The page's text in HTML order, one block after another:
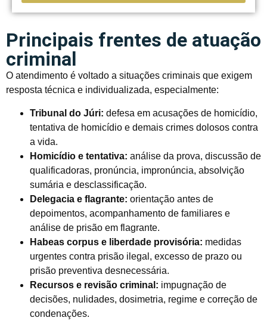
Principais frentes de atuação
criminal
O atendimento é voltado a situações criminais que exigem
resposta técnica e individualizada, especialmente:
Tribunal do Júri: defesa em acusações de homicídio,
tentativa de homicídio e demais crimes dolosos contra
a vida.
Homicídio e tentativa: análise da prova, discussão de
qualificadoras, pronúncia, impronúncia, absolvição
sumária e desclassificação.
Delegacia e flagrante: orientação antes de
depoimentos, acompanhamento de familiares e
análise de prisão em flagrante.
Habeas corpus e liberdade provisória: medidas
urgentes contra prisão ilegal, excesso de prazo ou
prisão preventiva desnecessária.
Recursos e revisão criminal: impugnação de
decisões, nulidades, dosimetria, regime e correção de
condenações.